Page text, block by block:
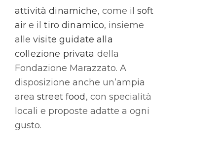
attività dinamiche, come il soft
air e iltiro dinamico, insieme
alle visite guidate alla
collezione privata della
Fondazione Marazzato. A
disposizione anche un’ampia
area street food, con specialità
locali e proposte adatte a ogni
gusto.